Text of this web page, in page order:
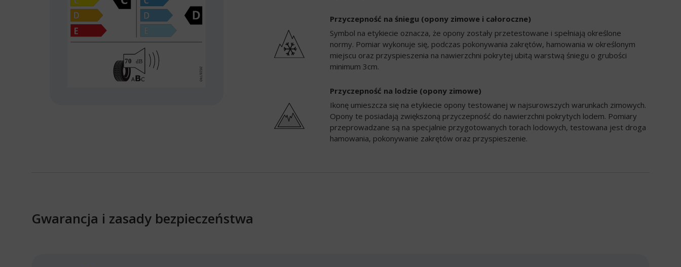
Przyczepność na śniegu (opony zimowe i całoroczne)
Symbol na etykiecie oznacza, że opony zostały przetestowane i spełniają określone
normy. Pomiar wykonuje się, podczas pokonywania zakrętów, hamowania w określonym
miejscu oraz przyspieszenia na nawierzchni pokrytej ubitą warstwą śniegu o grubości
minimum 3cm.
Przyczepność na lodzie (opony zimowe)
Ikonę umieszcza się na etykiecie opony testowanej w najsurowszych warunkach zimowych.
Opony te posiadają zwiększoną przyczepność do nawierzchni pokrytych lodem. Pomiary
przeprowadzane są na specjalnie przygotowanych torach lodowych, testowana jest droga
hamowania, pokonywanie zakrętów oraz przyspieszenie.
Gwarancja i zasady bezpieczeństwa